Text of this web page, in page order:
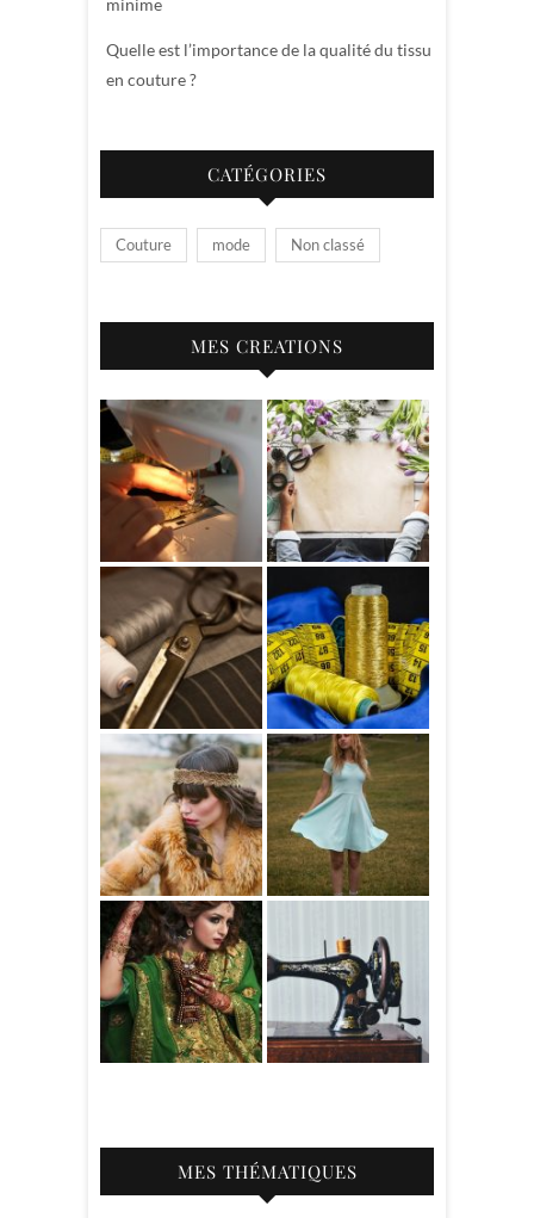
Quelle est l’importance de la qualité du tissu
en couture ?
CATÉGORIES
Couture mode Non classé
MES CREATIONS
MES THÉMATIQUES